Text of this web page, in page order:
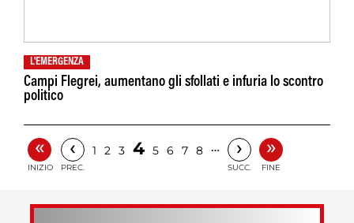
L'EMERGENZA
Campi Flegrei, aumentano gli sfollati e infuria lo scontro
politico
«
INIZIO
‹
PREC.
1 2 3 4 5 6 7 8 … ›
SUCC.
»
FINE